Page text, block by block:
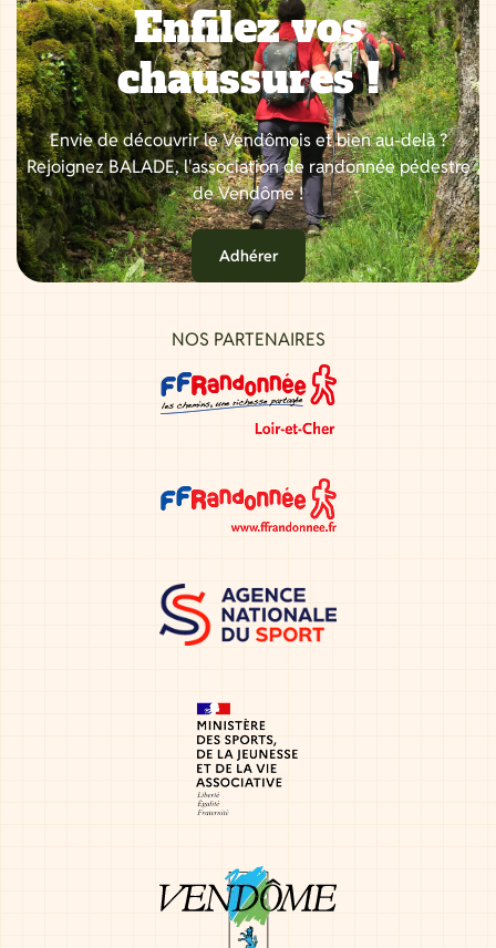
Enfilez vos
chaussures !
Envie de découvrir le Vendômois et bien au-delà ?
Rejoignez BALADE, l'association de randonnée pédestre
de Vendôme !
Adhérer
NOS PARTENAIRES